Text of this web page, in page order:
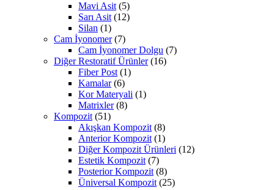
Mavi Asit (5)
Sarı Asit (12)
Silan (1)
Cam İyonomer (7)
Cam İyonomer Dolgu (7)
Diğer Restoratif Ürünler (16)
Fiber Post (1)
Kamalar (6)
Kor Materyali (1)
Matrixler (8)
Kompozit (51)
Akışkan Kompozit (8)
Anterior Kompozit (1)
Diğer Kompozit Ürünleri (12)
Estetik Kompozit (7)
Posterior Kompozit (8)
Üniversal Kompozit (25)